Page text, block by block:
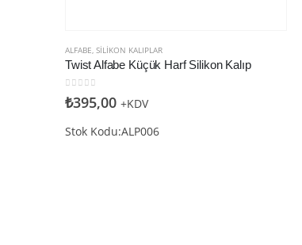
ALFABE, SILIKON KALIPLAR
Twist Alfabe Küçük Harf Silikon Kalıp
05 üzerinden
₺395,00 +KDV
Stok Kodu:ALP006